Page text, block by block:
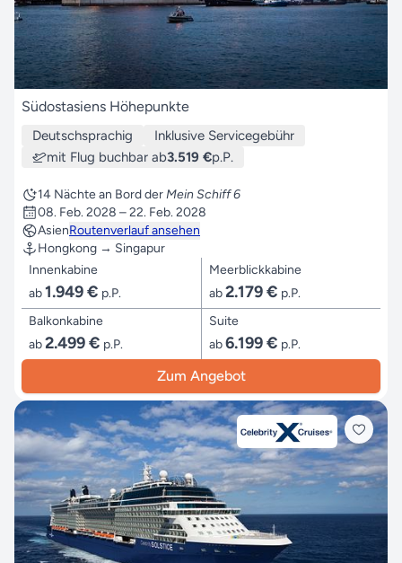
Südostasiens Höhepunkte
Deutschsprachig
Inklusive Servicegebühr
mit Flug buchbar ab3.519 €p.P.
14 Nächte an Bord derMein Schiff 6
08. Feb. 2028 – 22. Feb. 2028
AsienRoutenverlauf ansehen
Hongkong → Singapur
Innenkabine
ab1.949 € p.P.
Meerblickkabine
ab2.179 € p.P.
Balkonkabine
ab2.499 € p.P.
Suite
ab6.199 € p.P.
Zum Angebot